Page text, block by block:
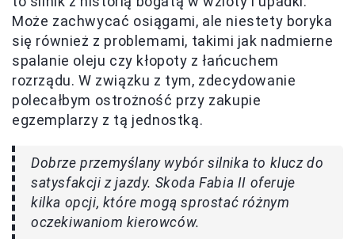
Może zachwycać osiągami, ale niestety boryka
się również z problemami, takimi jak nadmierne
spalanie oleju czy kłopoty z łańcuchem
rozrządu. W związku z tym, zdecydowanie
polecałbym ostrożność przy zakupie
egzemplarzy z tą jednostką.
Dobrze przemyślany wybór silnika to klucz do
satysfakcji z jazdy. Skoda Fabia II oferuje
kilka opcji, które mogą sprostać różnym
oczekiwaniom kierowców.